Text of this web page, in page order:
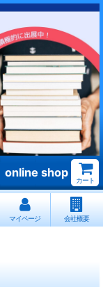
online shop
カート
マイページ 会社概要